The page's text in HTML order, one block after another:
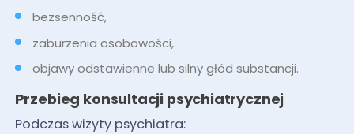
bezsenność,
zaburzenia osobowości,
objawy odstawienne lub silny głód substancji.
Przebieg konsultacji psychiatrycznej
Podczas wizyty psychiatra: